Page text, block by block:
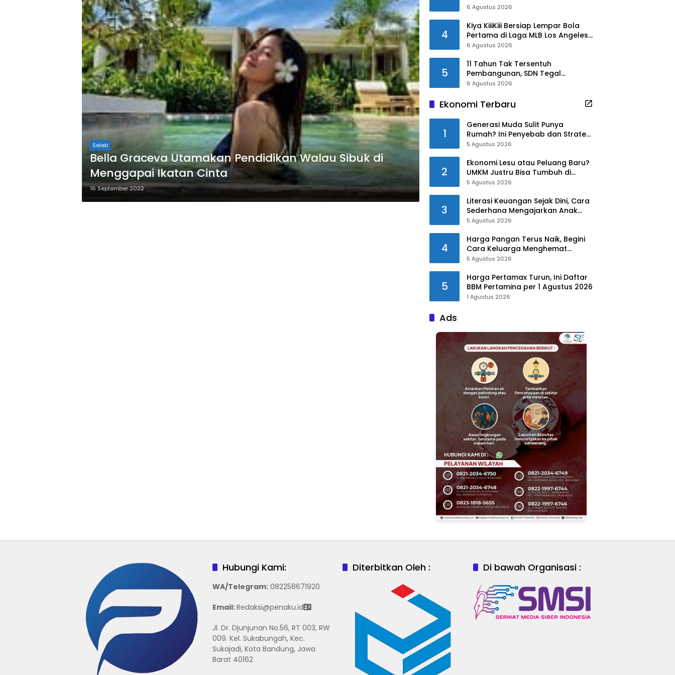
Seleb
Bella Graceva Utamakan Pendidikan Walau Sibuk di
Menggapai Ikatan Cinta
16 September 2022
Kamil
6 Agustus 2026
4
Kiya KiiiKiii Bersiap Lempar Bola
Pertama di Laga MLB Los Angeles
Angels
6 Agustus 2026
5
​11 Tahun Tak Tersentuh
Pembangunan, SDN Tegal
Benteng Kini Punya Wajah Baru di
6 Agustus 2026
Ekonomi Terbaru
1
Generasi Muda Sulit Punya
Rumah? Ini Penyebab dan Strategi
Mengatasinya
5 Agustus 2026
2
Ekonomi Lesu atau Peluang Baru?
UMKM Justru Bisa Tumbuh di
Tengah Ketidakpastian
5 Agustus 2026
3
Literasi Keuangan Sejak Dini, Cara
Sederhana Mengajarkan Anak
Mengelola Uang
5 Agustus 2026
4
Harga Pangan Terus Naik, Begini
Cara Keluarga Menghemat
Belanja
5 Agustus 2026
5
Harga Pertamax Turun, Ini Daftar
BBM Pertamina per 1 Agustus 2026
1 Agustus 2026
Ads
Hubungi Kami:
WA/Telegram:082258671920
Email:Redaksi@penaku.id
Jl. Dr. Djunjunan No.56, RT 003, RW
009. Kel. Sukabungah, Kec.
Sukajadi, Kota Bandung, Jawa
Barat 40162
Diterbitkan Oleh : Di bawah Organisasi :